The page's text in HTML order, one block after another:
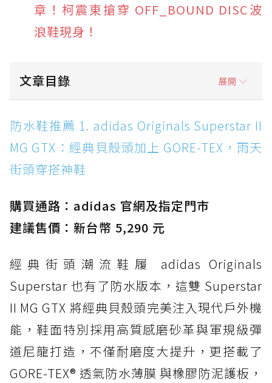
章！柯震東搶穿 OFF_BOUND DISC波
浪鞋現身！
文章目錄 展開
防水鞋推薦 1. adidas Originals Superstar II
MG GTX：經典貝殼頭加上 GORE-TEX，雨天街
頭穿搭神鞋
防水鞋推薦 2. New Balance Hierro v9 GORE-
防水鞋推薦 3. Nike Dunk Low GORE-TEX：
經典 Dunk 輪廓加上防水科技，雨天穿搭帥度不
打折
防水鞋推薦 4. ASICS TRABUCO 14 GTX：搭
載 GORE-TEX 隱形貼合科技，全方位防水神鞋
防水鞋推薦 5. Salomon XT-6 GORE-TEX：潮
人必備山系鞋王！防滑、防水與街頭顏值一次攻
頂
防水鞋推薦 6. HOKA Stinson Evo GTX：越野
復刻厚底，GORE-TEX 防水與增高神器一次滿
防水鞋推薦 1. adidas Originals Superstar II
MG GTX：經典貝殼頭加上 GORE-TEX，雨天
街頭穿搭神鞋
購買通路：adidas 官網及指定門市
建議售價：新台幣 5,290 元
經典街頭潮流鞋履 adidas Originals
Superstar 也有了防水版本，這雙 Superstar
II MG GTX 將經典貝殼頭完美注入現代戶外機
能，鞋面特別採用高質感磨砂革與軍規級彈
道尼龍打造，不僅耐磨度大提升，更搭載了
GORE-TEX® 透氣防水薄膜 與橡膠防泥護板，